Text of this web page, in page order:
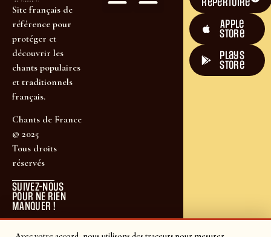
Site français de
référence pour
protéger et
découvrir les
chants populaires
et traditionnels
français.
Chants de France
© 2025
Tous droits
réservés
SUIVEZ-NOUS
POUR NE RIEN
MANQUER !
Apple
Store
plays
store